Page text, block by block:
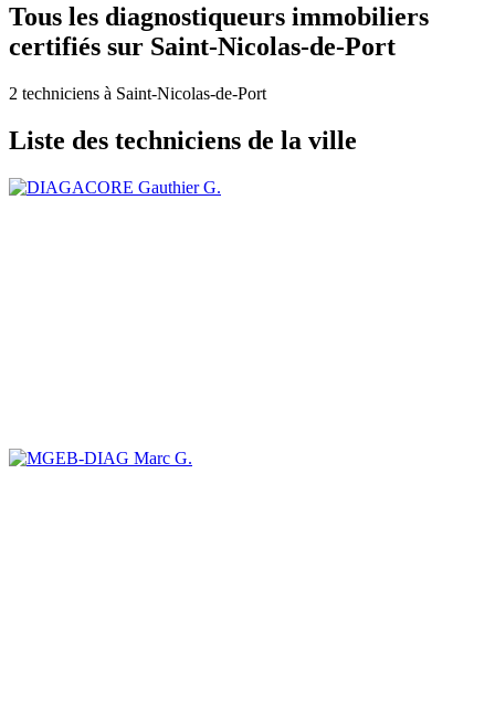
Tous les diagnostiqueurs immobiliers
certifiés sur Saint-Nicolas-de-Port
2 techniciens à Saint-Nicolas-de-Port
Liste des techniciens de la ville
Gauthier G.
Marc G.